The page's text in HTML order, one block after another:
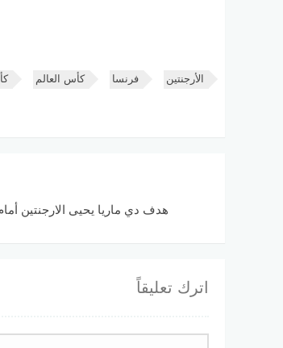
الأرجنتين فرنسا كأس العالم
هدف دي ماريا يحيى الارجنتين
اترك تعليقاً